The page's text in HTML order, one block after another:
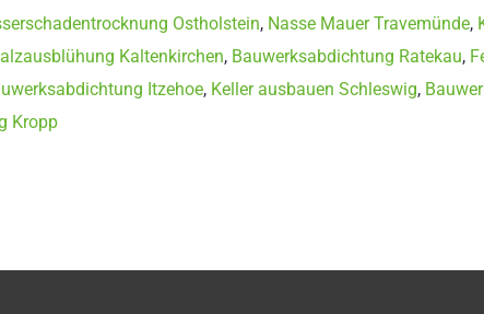
Ostholstein, Nasse Mauer Travemünde,
Kaltenkirchen, Bauwerksabdichtung Ratekau,
Itzehoe, Keller ausbauen Schleswig,
Kropp